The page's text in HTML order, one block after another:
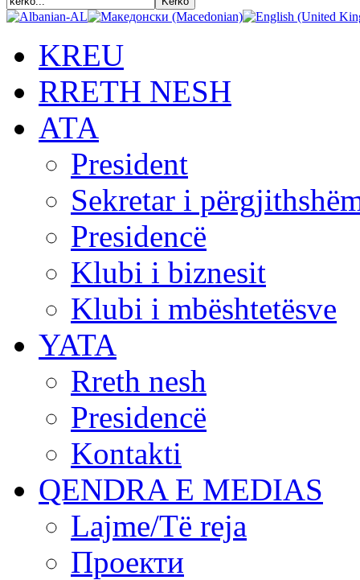
KREU
RRETH NESH
АТА
President
Sekretar i
Presidencë
Klubi i biznesit
Klubi i mbështetësve
YATA
Rreth nesh
Presidencë
Kontakti
QENDRA E MEDIAS
Lajme/Të reja
Проекти